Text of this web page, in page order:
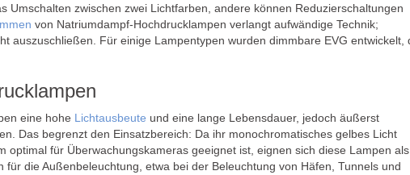
Umschalten zwischen zwei Lichtfarben, andere können Reduzierschaltungen
von Natriumdampf-Hochdrucklampen verlangt aufwändige Technik;
auszuschließen. Für einige Lampentypen wurden dimmbare EVG entwickelt,
eine hohe Lichtausbeute und eine lange Lebensdauer, jedoch äußerst
Das begrenzt den Einsatzbereich: Da ihr monochromatisches gelbes Licht
optimal für Überwachungskameras geeignet ist, eignen sich diese Lampen als
die Außenbeleuchtung, etwa bei der Beleuchtung von Häfen, Tunnels und